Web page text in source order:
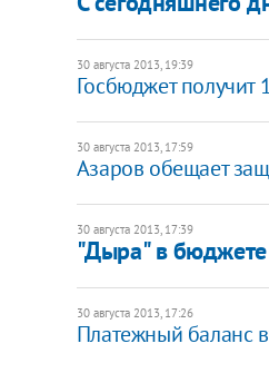
30 августа 2013, 19:39
Госбюджет получит
30 августа 2013, 17:59
Азаров обещает
30 августа 2013, 17:39
"Дыра" в
30 августа 2013, 17:26
Платежный баланс